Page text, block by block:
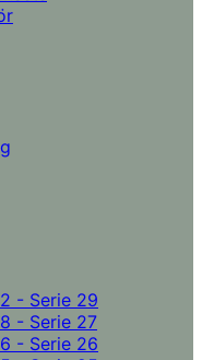
- Serie 29
- Serie 27
- Serie 26